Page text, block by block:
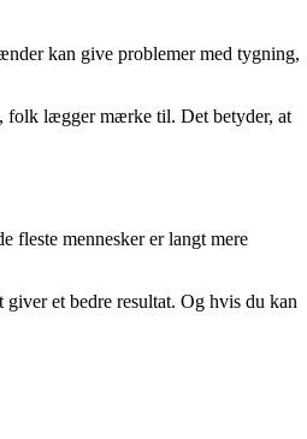
kan give problemer med tygning,
folk lægger mærke til. Det betyder, at
fleste mennesker er langt mere
et bedre resultat. Og hvis du kan